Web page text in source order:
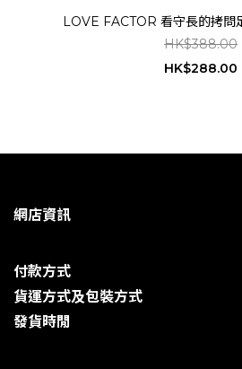
LOVE FACTOR 看守長的拷問
HK$388.00
HK$288.00
網店資訊
付款方式
貨運方式及包裝方式
發貨時閒